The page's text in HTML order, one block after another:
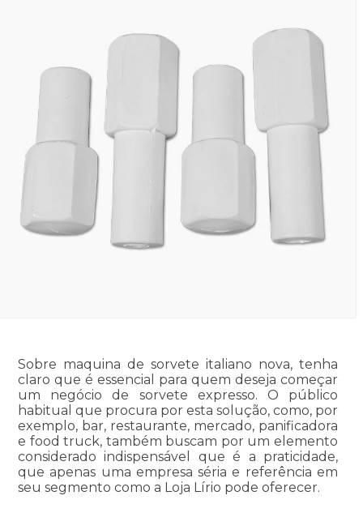
Sobre maquina de sorvete italiano nova, tenha
claro que é essencial para quem deseja começar
um negócio de sorvete expresso. O público
habitual que procura por esta solução, como, por
exemplo, bar, restaurante, mercado, panificadora
e food truck, também buscam por um elemento
considerado indispensável que é a praticidade,
que apenas uma empresa séria e referência em
seu segmento como a Loja Lírio pode oferecer.